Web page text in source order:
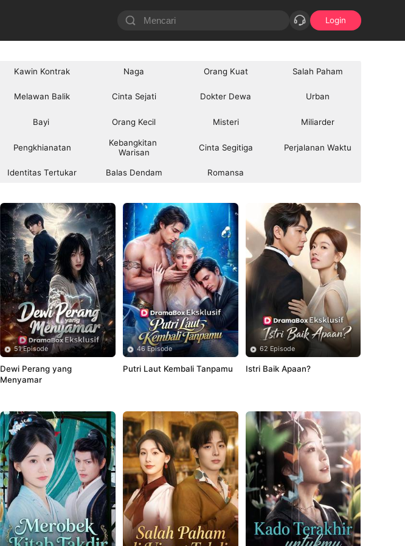
Login
Kawin Kontrak Naga Orang Kuat Salah Paham
Melawan Balik Cinta Sejati Dokter Dewa Urban
Bayi Orang Kecil Misteri Miliarder
Pengkhianatan
Kebangkitan
Warisan
Cinta Segitiga Perjalanan Waktu
Identitas Tertukar Balas Dendam Romansa
51 Episode
Dewi Perang yang
Menyamar
46 Episode
Putri Laut Kembali Tanpamu
62 Episode
Istri Baik Apaan?